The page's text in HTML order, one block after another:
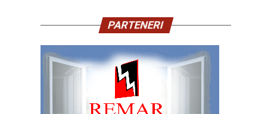
PARTENERI